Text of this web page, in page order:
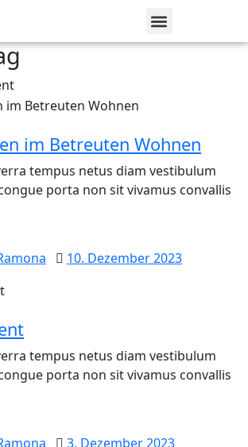
im Betreuten Wohnen
tempus netus diam vestibulum
porta non sit vivamus convallis
10. Dezember 2023
tempus netus diam vestibulum
porta non sit vivamus convallis
3. Dezember 2023